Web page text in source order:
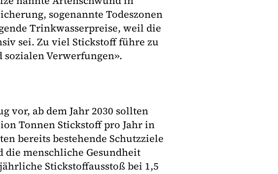
sogenannte Todeszonen
Trinkwasserpreise, weil die
sei. Zu viel Stickstoff führe zu
Verwerfungen».
vor, ab dem Jahr 2030 sollten
Tonnen Stickstoff pro Jahr in
bereits bestehende Schutzziele
die menschliche Gesundheit
Stickstoffausstoß bei 1,5